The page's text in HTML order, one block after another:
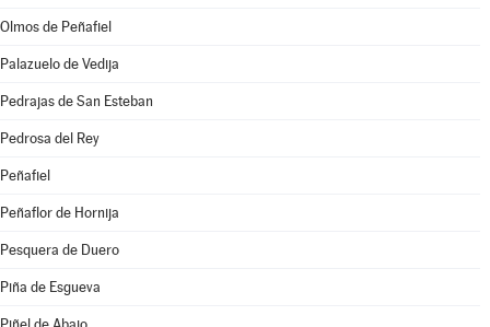
Olmos de Peñafiel
Palazuelo de Vedija
Pedrajas de San Esteban
Pedrosa del Rey
Peñafiel
Peñaflor de Hornija
Pesquera de Duero
Piña de Esgueva